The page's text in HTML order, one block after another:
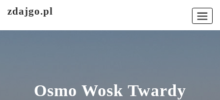
zdajgo.pl
Osmo Wosk Twardy